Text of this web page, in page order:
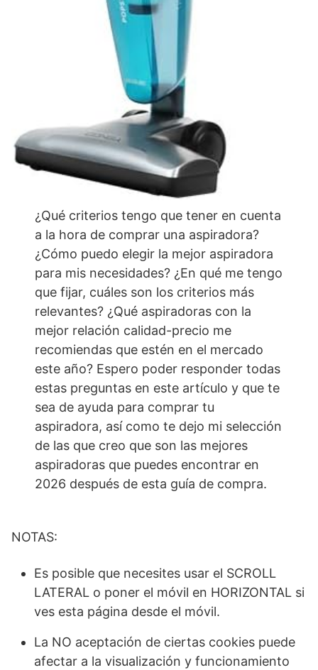
¿Qué criterios tengo que tener en cuenta
a la hora de comprar una aspiradora?
¿Cómo puedo elegir la mejor aspiradora
para mis necesidades? ¿En qué me tengo
que fijar, cuáles son los criterios más
relevantes? ¿Qué aspiradoras con la
mejor relación calidad-precio me
recomiendas que estén en el mercado
este año? Espero poder responder todas
estas preguntas en este artículo y que te
sea de ayuda para comprar tu
aspiradora, así como te dejo mi selección
de las que creo que son las mejores
aspiradoras que puedes encontrar en
2026 después de esta guía de compra.
NOTAS:
Es posible que necesites usar el SCROLL
LATERAL o poner el móvil en HORIZONTAL si
ves esta página desde el móvil.
La NO aceptación de ciertas cookies puede
afectar a la visualización y funcionamiento